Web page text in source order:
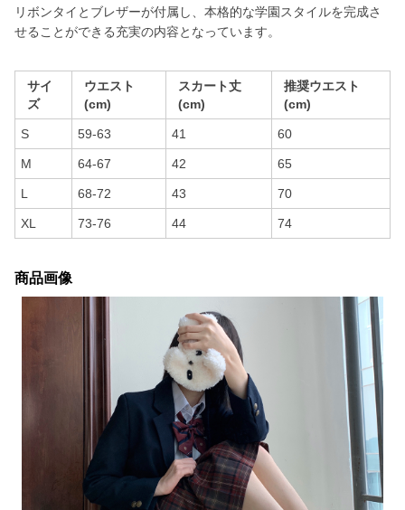
リボンタイとブレザーが付属し、本格的な学園スタイルを完成さ
せることができる充実の内容となっています。
サイ
ズ
ウエスト
(cm)
スカート丈
(cm)
推奨ウエスト
(cm)
S 59-63 41 60
M 64-67 42 65
L 68-72 43 70
XL 73-76 44 74
商品画像